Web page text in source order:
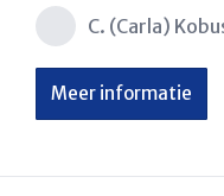
C. (Carla)
Meer informatie